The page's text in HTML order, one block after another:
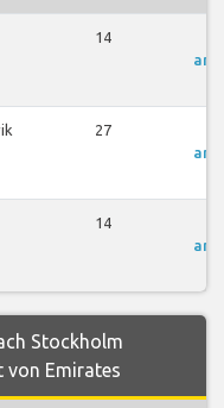
14
27
14
Stockholm
von Emirates